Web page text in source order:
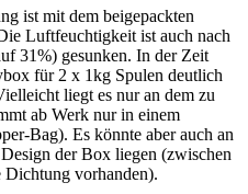
ist mit dem beigepackten
Luftfeuchtigkeit ist auch nach
31%) gesunken. In der Zeit
für 2 x 1kg Spulen deutlich
liegt es nur an dem zu
ab Werk nur in einem
Bag). Es könnte aber auch an
der Box liegen (zwischen
vorhanden).